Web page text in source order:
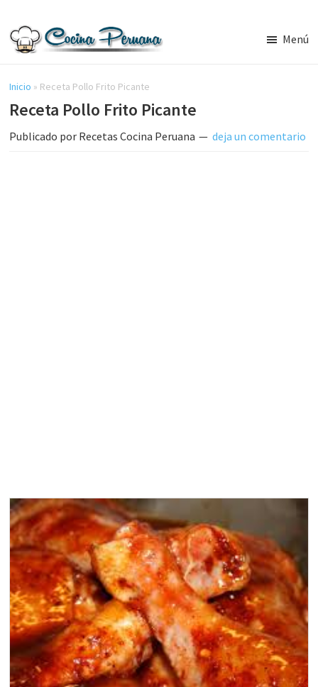
contenido
lateral
principal
Cocina
Peruana,
Recetas
de
Comida
Menú
Inicio » Receta Pollo Frito Picante
Receta Pollo Frito Picante
Publicado por Recetas Cocina Peruana deja un comentario